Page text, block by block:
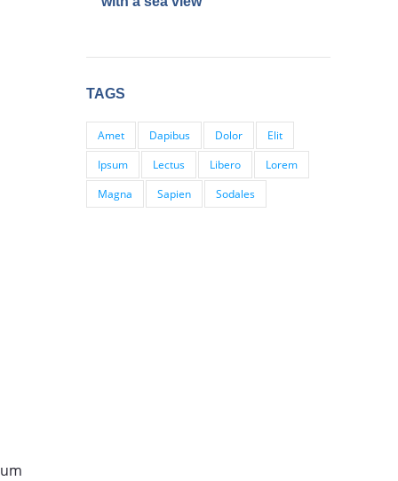
TAGS
Amet Dapibus Dolor
Elit
Ipsum
Lectus Libero
Lorem
Magna
Sapien Sodales